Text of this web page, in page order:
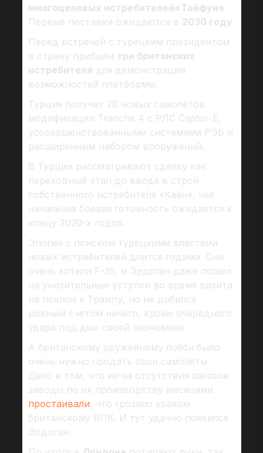
многоцелевых истребителей«Тайфун» .
Первые поставки ожидаются в 2030 году.
Перед встречей с турецким президентом
в страну прибыли три британских
истребителя для демонстрации
возможностей платформы.
Турция получит 20 новых самолётов
модификации Tranche 4 с РЛС Captor-E,
усовершенствованными системами РЭБ и
расширенным набором вооружений.
В Турции рассматривают сделку как
переходный этап до ввода в строй
собственного истребителя «Каан», чья
начальная боевая готовность ожидается к
концу 2020-х годов.
Эпопея с поиском турецкими властями
новых истребителей длится годами. Они
очень хотели F-35, и Эрдоган даже пошел
на унизительные уступки во время визита
на поклон к Трампу, но не добился
ровным счетом ничего, кроме очередного
удара под дых своей экономике.
А британскому оружейному лобби было
очень нужно продать свои самолеты.
Дело в том, что из-за отсутствия заказов
заводы по их производству месяцами
простаивали, что грозило крахом
британскому ВПК. И тут удачно появился
Эрдоган.